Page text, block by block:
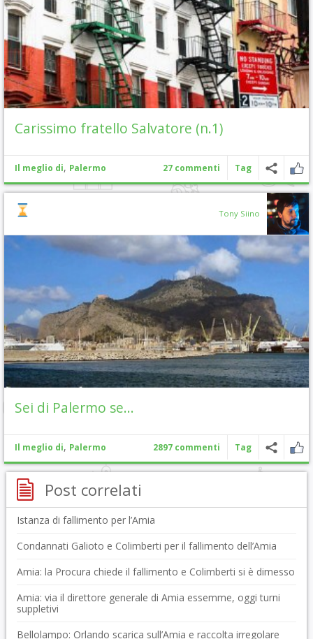
Carissimo fratello Salvatore (n.1)
Il meglio di, Palermo 27 commenti Tag
Tony Siino
Sei di Palermo se…
Il meglio di, Palermo 2897 commenti Tag
Post correlati
Istanza di fallimento per l’Amia
Condannati Galioto e Colimberti per il fallimento dell’Amia
Amia: la Procura chiede il fallimento e Colimberti si è dimesso
Amia: via il direttore generale di Amia essemme, oggi turni
suppletivi
Bellolampo: Orlando scarica sull’Amia e raccolta irregolare